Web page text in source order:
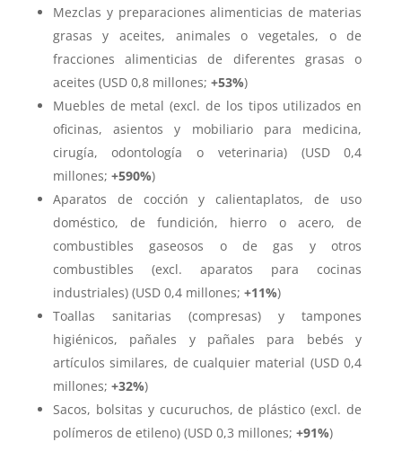
Mezclas y preparaciones alimenticias de materias
grasas y aceites, animales o vegetales, o de
fracciones alimenticias de diferentes grasas o
aceites (USD 0,8 millones; +53%)
Muebles de metal (excl. de los tipos utilizados en
oficinas, asientos y mobiliario para medicina,
cirugía, odontología o veterinaria) (USD 0,4
millones; +590%)
Aparatos de cocción y calientaplatos, de uso
doméstico, de fundición, hierro o acero, de
combustibles gaseosos o de gas y otros
combustibles (excl. aparatos para cocinas
industriales) (USD 0,4 millones; +11%)
Toallas sanitarias (compresas) y tampones
higiénicos, pañales y pañales para bebés y
artículos similares, de cualquier material (USD 0,4
millones; +32%)
Sacos, bolsitas y cucuruchos, de plástico (excl. de
polímeros de etileno) (USD 0,3 millones; +91%)